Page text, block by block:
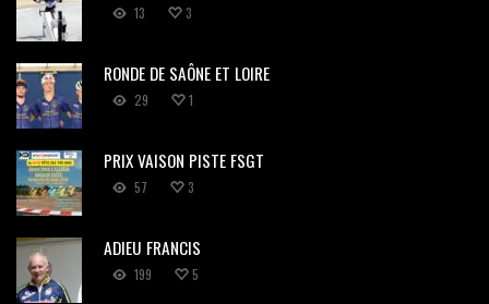
13 3
RONDE DE SAÔNE ET LOIRE
29 1
PRIX VAISON PISTE FSGT
57 3
ADIEU FRANCIS
199 5